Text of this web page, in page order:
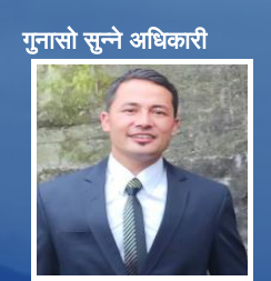
गुनासो सुन्ने अधिकारी